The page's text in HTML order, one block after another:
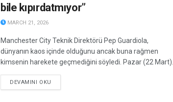
bile kıpırdatmıyor”
MARCH 21, 2026
Manchester City Teknik Direktörü Pep Guardiola,
dünyanın kaos içinde olduğunu ancak buna rağmen
kimsenin harekete geçmediğini söyledi. Pazar (22 Mart)...
DEVAMINI OKU